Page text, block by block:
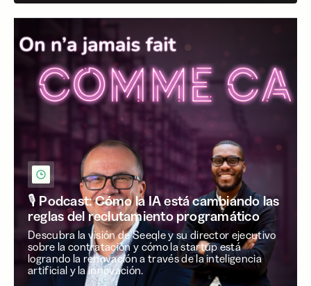
🎙️ Podcast: Cómo la IA está cambiando las
reglas del reclutamiento programático
Descubra la visión de Seeqle y su director ejecutivo
sobre la contratación y cómo la startup está
logrando la renovación a través de la inteligencia
artificial y la innovación.